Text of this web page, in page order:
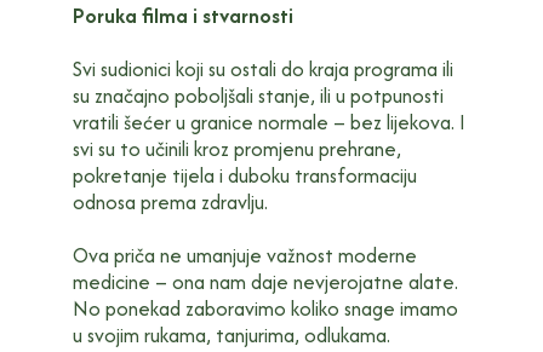
Poruka filma i stvarnosti
Svi sudionici koji su ostali do kraja programa ili
su značajno poboljšali stanje, ili u potpunosti
vratili šećer u granice normale – bez lijekova. I
svi su to učinili kroz promjenu prehrane,
pokretanje tijela i duboku transformaciju
odnosa prema zdravlju.
Ova priča ne umanjuje važnost moderne
medicine – ona nam daje nevjerojatne alate.
No ponekad zaboravimo koliko snage imamo
u svojim rukama, tanjurima, odlukama.